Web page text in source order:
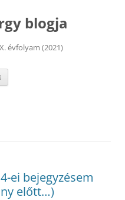
blogja
évfolyam (2021)
ei bejegyzésem
előtt…)